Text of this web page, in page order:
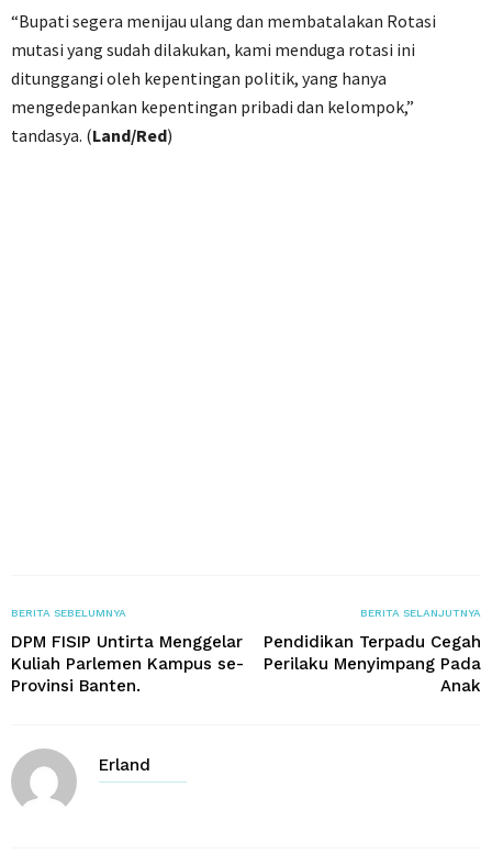
“Bupati segera menijau ulang dan membatalakan Rotasi
mutasi yang sudah dilakukan, kami menduga rotasi ini
ditunggangi oleh kepentingan politik, yang hanya
mengedepankan kepentingan pribadi dan kelompok,”
tandasya. (Land/Red)
BERITA SEBELUMNYA
DPM FISIP Untirta Menggelar
Kuliah Parlemen Kampus se-
Provinsi Banten.
BERITA SELANJUTNYA
Pendidikan Terpadu Cegah
Perilaku Menyimpang Pada
Anak
Erland